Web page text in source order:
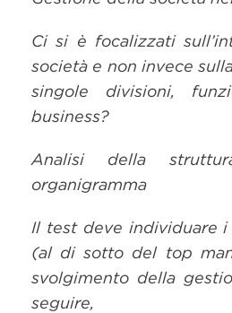
Ci si è focalizzati
società e non invece
singole divisioni,
business?
Analisi della
organigramma
Il test deve individuare
(al di sotto del top
svolgimento della
seguire,